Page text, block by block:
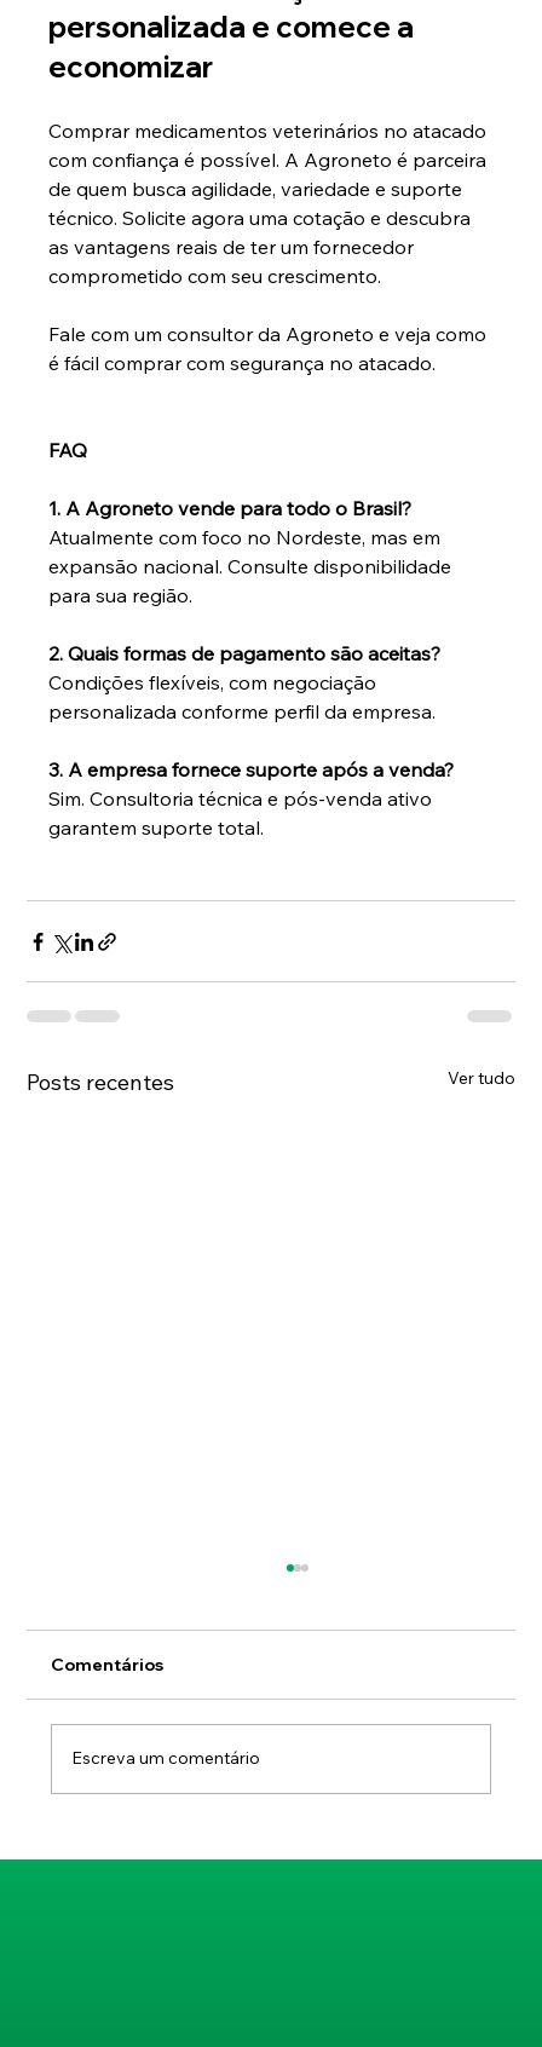
personalizada e comece a
economizar
Comprar medicamentos veterinários no atacado
com confiança é possível. A Agroneto é parceira
de quem busca agilidade, variedade e suporte
técnico. Solicite agora uma cotação e descubra
as vantagens reais de ter um fornecedor
comprometido com seu crescimento.
Fale com um consultor da Agroneto e veja como
é fácil comprar com segurança no atacado.
FAQ
1. A Agroneto vende para todo o Brasil?
Atualmente com foco no Nordeste, mas em
expansão nacional. Consulte disponibilidade
para sua região.
2. Quais formas de pagamento são aceitas?
Condições flexíveis, com negociação
personalizada conforme perfil da empresa.
3. A empresa fornece suporte após a venda?
Sim. Consultoria técnica e pós-venda ativo
garantem suporte total.
Posts recentes Ver tudo
Comentários
Escreva um comentário